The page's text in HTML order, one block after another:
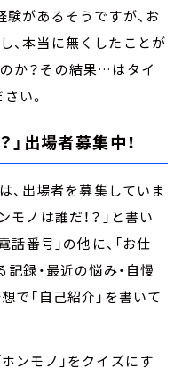
験があるそうですが、お
、本当に無くしたことが
か？その結果…はタイ
い。
」出場者募集中！
は、出場者を募集していま
モノは誰だ！？」と書い
話番号」の他に、「お仕
記録・最近の悩み・自慢
で「自己紹介」を書いて
ンモノ」をクイズにす